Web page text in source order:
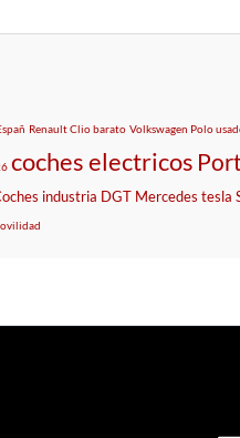
Renault Clio barato Volkswagen Polo
coches electricos
industria DGT Mercedes tesla